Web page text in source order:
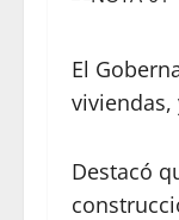
El
viviendas,
Destacó